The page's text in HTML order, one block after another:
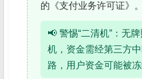
的《支付业务许可证》。
📢 警惕“二清机”：无
机，资金需经第三方
路，用户资金可能被冻